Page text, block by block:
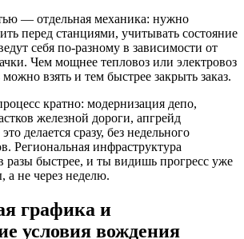
— отдельная механика: нужно
перед станциями, учитывать состояние
себя по-разному в зависимости от
Чем мощнее тепловоз или электровоз
взять и тем быстрее закрыть заказ.
кратно: модернизация депо,
железной дороги, апгрейд
делается сразу, без недельного
Региональная инфраструктура
разы быстрее, и ты видишь прогресс уже
а не через неделю.
графика и
условия вождения